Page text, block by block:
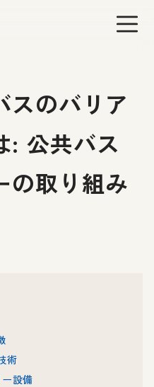
スのバリア
: 公共バス
の取り組み
術
設備